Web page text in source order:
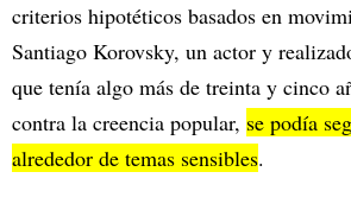
criterios hipotéticos basados en
Santiago Korovsky, un actor y
que tenía algo más de treinta y cinco
contra la creencia popular, se podía
alrededor de temas sensibles.